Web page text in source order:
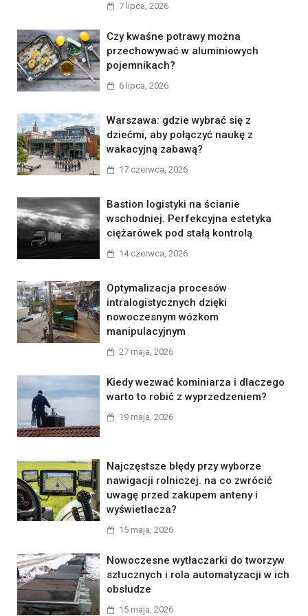
7 lipca, 2026
Czy kwaśne potrawy można
przechowywać w aluminiowych
pojemnikach?
6 lipca, 2026
Warszawa: gdzie wybrać się z
dziećmi, aby połączyć naukę z
wakacyjną zabawą?
17 czerwca, 2026
Bastion logistyki na ścianie
wschodniej. Perfekcyjna estetyka
ciężarówek pod stałą kontrolą
14 czerwca, 2026
Optymalizacja procesów
intralogistycznych dzięki
nowoczesnym wózkom
manipulacyjnym
27 maja, 2026
Kiedy wezwać kominiarza i dlaczego
warto to robić z wyprzedzeniem?
19 maja, 2026
Najczęstsze błędy przy wyborze
nawigacji rolniczej. na co zwrócić
uwagę przed zakupem anteny i
wyświetlacza?
15 maja, 2026
Nowoczesne wytłaczarki do tworzyw
sztucznych i rola automatyzacji w ich
obsłudze
15 maja, 2026